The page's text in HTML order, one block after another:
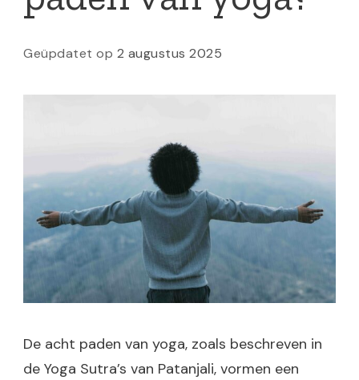
Geüpdatet op 2 augustus 2025
De acht paden van yoga, zoals beschreven in
de Yoga Sutra’s van Patanjali, vormen een